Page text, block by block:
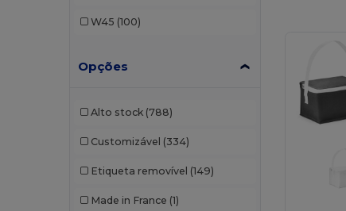
Malfini (5)
W45 (100)
Opções
Alto stock (788)
Customizável (334)
Etiqueta removível (149)
Made in France (1)